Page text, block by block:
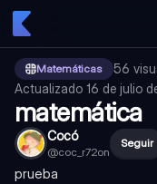
Matemáticas 56
Actualizado 16 de julio
matemática
Cocó
@coc_r72on
Seguir
prueba